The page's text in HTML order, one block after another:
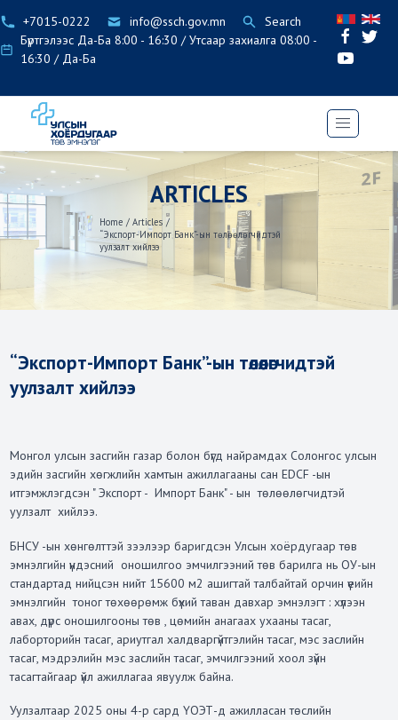
+7015-0222 info@ssch.gov.mn
Search
Бүртгэлээс Да-Ба 8:00 - 16:30 / Утсаар захиалга 08:00 -
16:30 / Да-Ба
ARTICLES
Home / Articles /
“Экспорт-Импорт Банк”-ын төлөөлөгчидтэй
уулзалт хийлээ
“Экспорт-Импорт Банк”-ын төлөөлөгчидтэй
уулзалт хийлээ
Монгол улсын засгийн газар болон бүгд найрамдах Солонгос улсын
эдийн засгийн хөгжлийн хамтын ажиллагааны сан EDCF -ын
итгэмжлэгдсэн " Экспорт - Импорт Банк" - ын төлөөлөгчидтэй
уулзалт хийлээ.
БНСУ -ын хөнгөлттэй зээлээр баригдсэн Улсын хоёрдугаар төв
эмнэлгийн үндэсний оношилгоо эмчилгээний төв барилга нь ОУ-ын
стандартад нийцсэн нийт 15600 м2 ашигтай талбайтай орчин үеийн
эмнэлгийн тоног төхөөрөмж бүхий таван давхар эмнэлэгт : хүлээн
авах, дүрс оношилгооны төв , цөмийн анагаах ухааны тасаг,
лаборторийн тасаг, ариутгал халдваргүйтгэлийн тасаг, мэс заслийн
тасаг, мэдрэлийн мэс заслийн тасаг, эмчилгээний хоол зүйн
тасагтайгаар үйл ажиллагаа явуулж байна.
Уулзалтаар 2025 оны 4-р сард ҮОЭТ-д ажилласан төслийн